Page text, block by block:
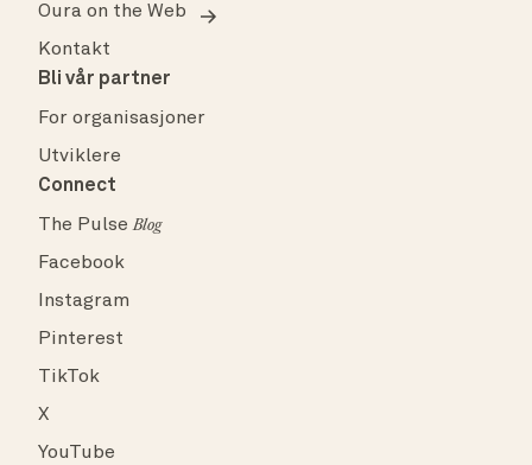
Oura on the Web
Kontakt
Bli vår partner
For organisasjoner
Utviklere
Connect
The PulseBlog
Facebook
Instagram
Pinterest
TikTok
X
YouTube